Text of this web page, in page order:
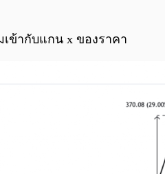
ข้ากับแกน x ของราคา